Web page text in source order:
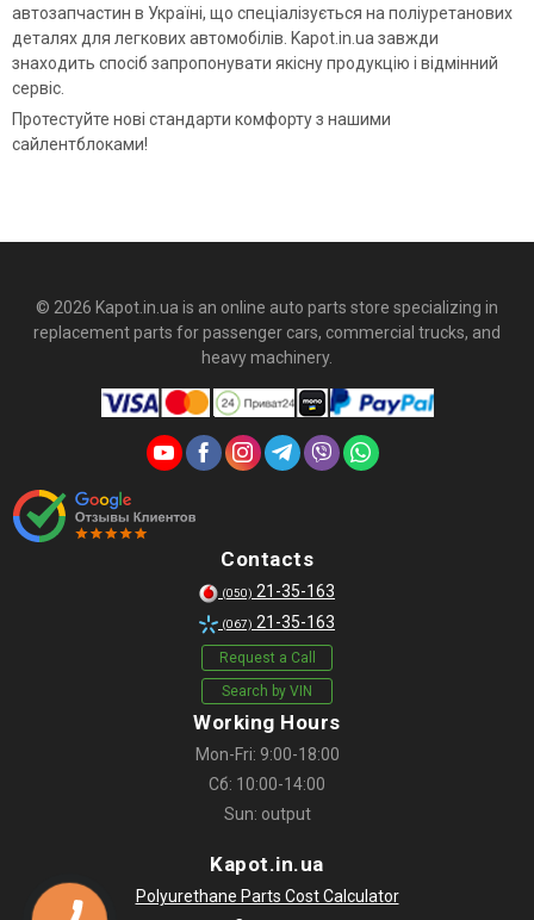
автозапчастин в Україні, що спеціалізується на поліуретанових
деталях для легкових автомобілів. Kapot.in.ua завжди
знаходить спосіб запропонувати якісну продукцію і відмінний
сервіс.
Протестуйте нові стандарти комфорту з нашими
сайлентблоками!
© 2026 Kapot.in.ua is an online auto parts store specializing in
replacement parts for passenger cars, commercial trucks, and
heavy machinery.
Contacts
(050) 21-35-163
(067) 21-35-163
Request a Call
Search by VIN
Working Hours
Mon-Fri: 9:00-18:00
Сб: 10:00-14:00
Sun: output
Kapot.in.ua
Polyurethane Parts Cost Calculator